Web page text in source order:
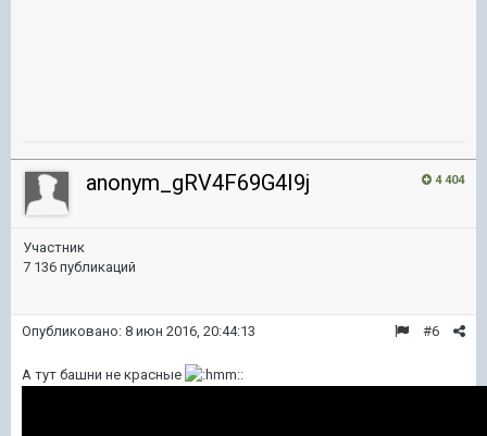
4 404
anonym_gRV4F69G4I9j
Участник
7 136 публикаций
#6
Опубликовано: 8 июн 2016, 20:44:13
А тут башни не красные :